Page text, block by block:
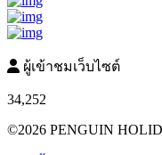
ผู้เข้าชมเว็บไซต์
34,252
©2026 PENGUIN